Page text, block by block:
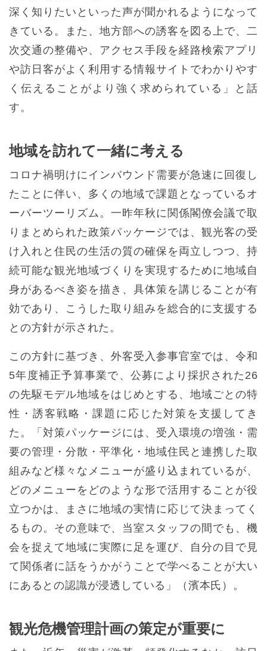
深く知りたいといった声が聞かれるようになって
きている。また、地方部への誘客を図る上で、二
次交通の整備や、アクセス手段を経路検索アプリ
や訪日客がよく利用する情報サイトでわかりやす
く伝えることがより強く求められている」と話
す。
地域を訪れて一緒に考える
コロナ禍明けにインバウンド需要が急速に回復し
たことに伴い、多くの地域で課題となっているオ
ーバーツーリズム。一昨年秋に関係閣僚会議で取
りまとめられた政策パッケージでは、観光客の受
け入れと住民の生活の質の確保を両立しつつ、持
続可能な観光地域づくりを実現するために地域自
身があるべき姿を描き、具体策を講じることが有
効であり、こうした取り組みを総合的に支援する
との方針が示された。
この方針に基づき、外客受入参事官室では、令和
5年度補正予算事業で、公募により採択された26
の先駆モデル地域をはじめとする、地域ごとの特
性・誘客戦略・課題に応じた対策を支援してき
た。「対策パッケージには、受入環境の増強・需
要の管理・分散・平準化・地域住民と連携した取
組みなど様々なメニューが盛り込まれているが、
どのメニューをどのような形で活用することが役
立つかは、まさに地域の実情に応じて決まってく
るもの。その意味で、当室スタッフの間でも、機
会を捉えて地域に実際に足を運び、自分の目で見
て関係者に話をうかがうことで学べることが大い
にあるとの認識が浸透している」（濱本氏）。
観光危機管理計画の策定が重要に